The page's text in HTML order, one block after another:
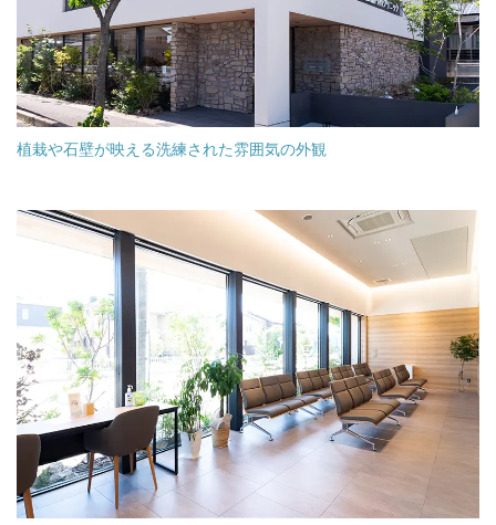
植栽や石壁が映える洗練された雰囲気の外観